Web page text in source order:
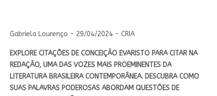
Gabriela Lourenço - 29/04/2024 - CRIA
EXPLORE CITAÇÕES DE CONCEIÇÃO EVARISTO PARA CITAR NA
REDAÇÃO, UMA DAS VOZES MAIS PROEMINENTES DA
LITERATURA BRASILEIRA CONTEMPORÂNEA. DESCUBRA COMO
SUAS PALAVRAS PODEROSAS ABORDAM QUESTÕES DE